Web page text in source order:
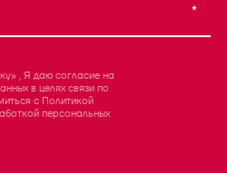
*
, Я даю согласие на
в целях связи по
с Политикой
персональных